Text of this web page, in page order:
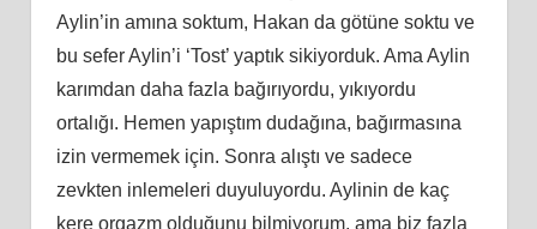
Aylin’in amına soktum, Hakan da götüne soktu ve
bu sefer Aylin’i ‘Tost’ yaptık sikiyorduk. Ama Aylin
karımdan daha fazla bağırıyordu, yıkıyordu
ortalığı. Hemen yapıştım dudağına, bağırmasına
izin vermemekiçin. Sonra alıştı ve sadece
zevkten inlemeleri duyuluyordu. Aylinin de kaç
kere orgazm olduğunu bilmiyorum, ama biz fazla